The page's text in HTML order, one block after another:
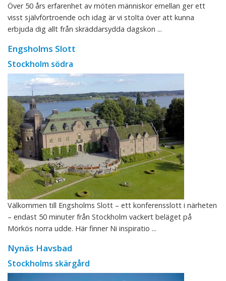
Över 50 års erfarenhet av möten människor emellan ger ett
visst självförtroende och idag är vi stolta över att kunna
erbjuda dig allt från skräddarsydda dagskon ...
Engsholms Slott
Stockholm södra
Välkommen till Engsholms Slott – ett konferensslott i närheten
– endast 50 minuter från Stockholm vackert beläget på
Mörkös norra udde. Här finner Ni inspiratio ...
Nynäs Havsbad
Stockholms skärgård